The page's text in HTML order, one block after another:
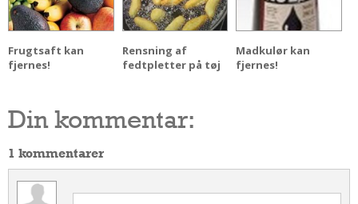
Frugtsaft kan
fjernes!
Rensning af
fedtpletter på tøj
Madkulør kan
fjernes!
Din kommentar:
1 kommentarer